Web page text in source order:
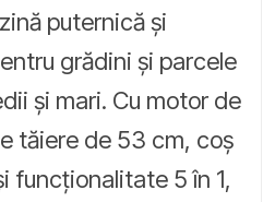
puternică și
grădini și parcele
și mari. Cu motor de
tăiere de 53 cm, coș
funcționalitate 5 în 1,